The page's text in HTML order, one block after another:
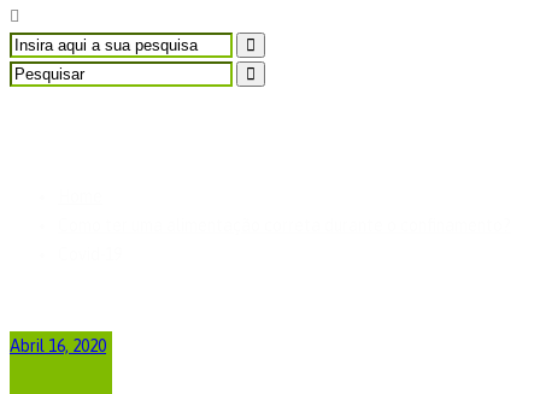
Abril 16, 2020